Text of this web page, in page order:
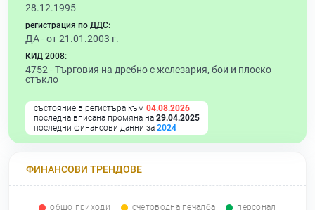
28.12.1995
регистрация по ДДС:
ДА - от 21.01.2003 г.
КИД 2008:
4752 -Търговия на дребно с железария, бои и плоско
стъкло
състояние в регистъра към 04.08.2026
последна вписана промяна на 29.04.2025
последни финансови данни за 2024
ФИНАНСОВИ ТРЕНДОВЕ
общо приходи счетоводна печалба персонал